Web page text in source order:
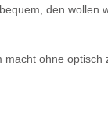
den
ohne